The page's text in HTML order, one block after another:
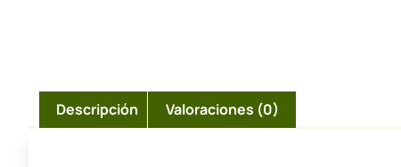
Descripción Valoraciones (0)